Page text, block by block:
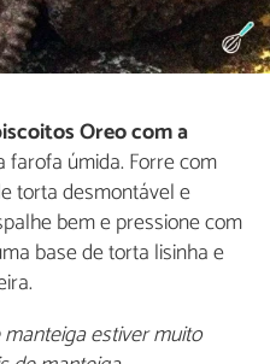
Oreo com a
farofa úmida. Forre com
torta desmontável e
bem e pressione com
base de torta lisinha e
estiver muito